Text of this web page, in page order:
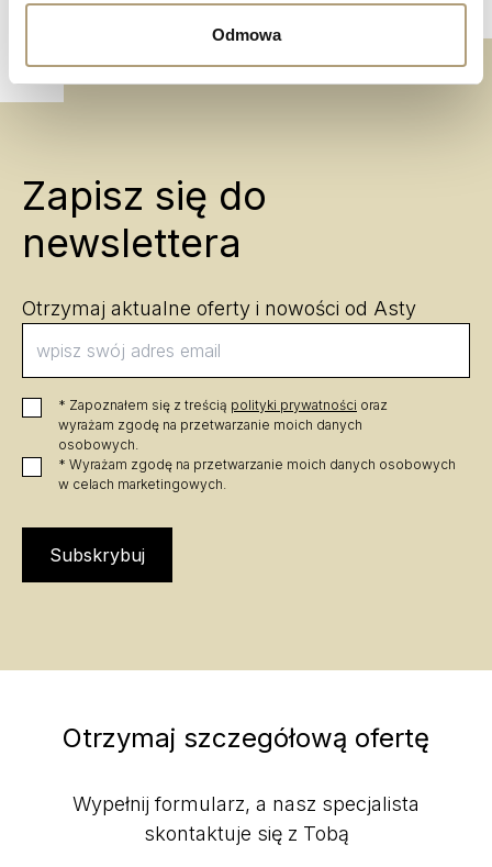
Odmowa
Zapisz się do
newslettera
Otrzymaj aktualne oferty i nowości od Asty
* Zapoznałem się z treścią polityki prywatności oraz
wyrażam zgodę na przetwarzanie moich danych
osobowych.
* Wyrażam zgodę na przetwarzanie moich danych osobowych
w celach marketingowych.
Subskrybuj
Otrzymaj szczegółową ofertę
Wypełnij formularz, a nasz specjalista
skontaktuje się z Tobą